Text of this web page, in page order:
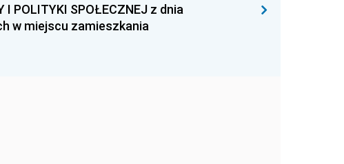
I POLITYKI SPOŁECZNEJ z dnia
w miejscu zamieszkania